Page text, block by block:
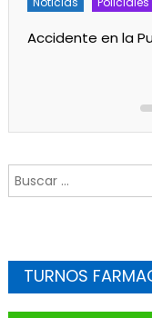
Un partido de
Buscar:
TURNOS